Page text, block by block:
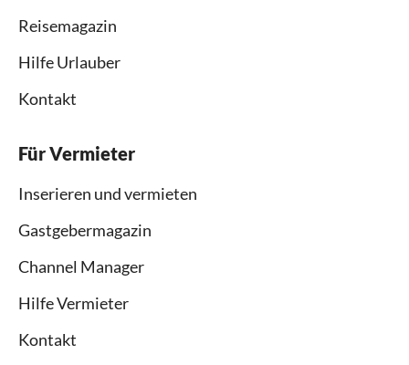
Reisemagazin
Hilfe Urlauber
Kontakt
Für Vermieter
Inserieren und vermieten
Gastgebermagazin
Channel Manager
Hilfe Vermieter
Kontakt